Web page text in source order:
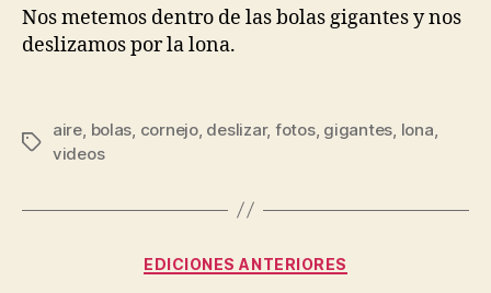
Nos metemos dentro de las bolas gigantes y nos
deslizamos por la lona.
aire bolas cornejo, deslizar, fotos, gigantes lona
videos
EDICIONES ANTERIORES